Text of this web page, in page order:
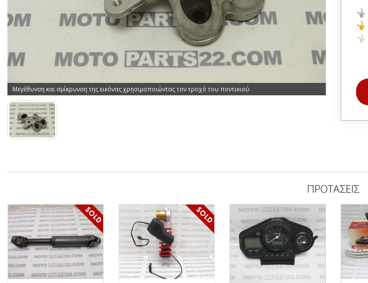
Μεγέθυνση και σμίκρυνση της εικόνας χρησιμοποιώντας τον τροχό του ποντικιού
ΠΡΟΤΑΣΕΙΣ